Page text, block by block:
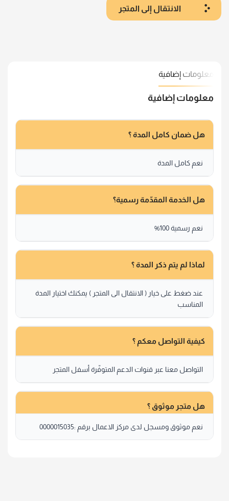
الانتقال إلى المتجر
معلومات إضافية
معلومات إضافية
هل ضمان كامل المدة ؟
نعم كامل المدة
هل الخدمة المقدّمة رسمية؟
نعم رسمية 100%
لماذا لم يتم ذكر المدة ؟
عند ضغط على خيار ( الانتقال الى المتجر ) يمكنك اختيار المدة
المناسب
كيفية التواصل معكم ؟
التواصل معنا عبر قنوات الدعم المتوفّرة أسفل المتجر
هل متجر موثوق ؟
نعم موثوق ومسجل لدى مركز الاعمال برقم :0000015035